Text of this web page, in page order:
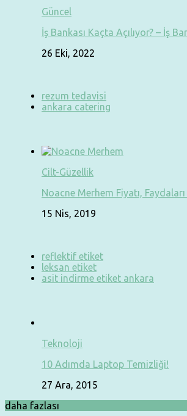
Güncel
İş Bankası Kaçta Açılıyor? – İş
26 Eki, 2022
rezum tedavisi
ankara catering
Cilt-Güzellik
Noacne Merhem Fiyatı,
15 Nis, 2019
reflektif etiket
leksan etiket
asit indirme etiket ankara
Teknoloji
10 Adımda Laptop Temizliği!
27 Ara, 2015
daha fazlası